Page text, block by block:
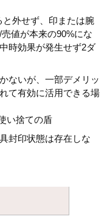
と外せず、印または腕
値が本来の90%にな
時効果が発生せず2ダ
ないが、一部デメリッ
て有効に活用できる場
い捨ての盾
封印状態は存在しな